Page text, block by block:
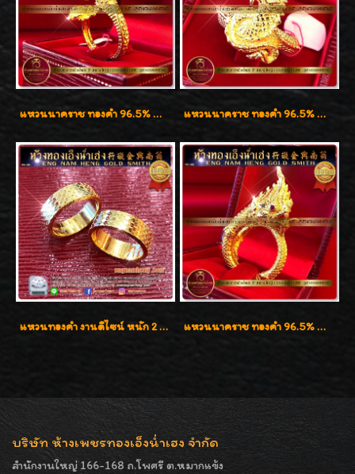
แหวนนาคราช ทองคำ 96.5% น้ำหนัก 15.6g งานดีไซน์สวยๆค่ะ แหวนนาคราช ทองคำ 96.5% น้ำหนัก 1 บาท (15.2g)
แหวนทองคำ งานดีไซน์ หนัก 2 สลึง เงาวิ้บวั้บ แหวนนาคราช ทองคำ 96.5% น้ำหนัก 21.2g งานดีไซน์สวยมากๆค่ะ
บริษัท ห้างเพชรทองเอ็งน่ำเฮง จำกัด
สำนักงานใหญ่ 166-168 ถ.โพศรี ต.หมากแข้ง